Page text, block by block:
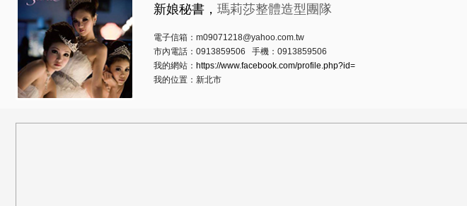
新娘秘書， 瑪莉莎整體造型團隊
電子信箱：m09071218@yahoo.com.tw
市內電話：0913859506 手機：0913859506
我的網站： https://www.facebook.com/profile.php?id=
我的位置：新北市